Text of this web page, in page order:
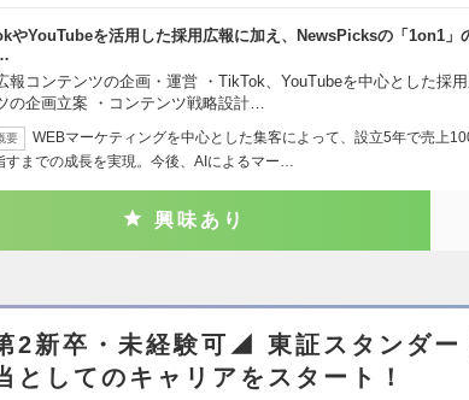
やYouTubeを活用した採用広報に加え、NewsPicksの「1on1」
報コンテンツの企画・運営 ・TikTok、YouTubeを中心とした採
の企画立案 ・コンテンツ戦略設計…
要
WEBマーケティングを中心とした集客によって、設立5年で売上
すまでの成長を実現。今後、AIによるマー…
興味あり
2新卒・未経験可◢ 東証スタンダー
としてのキャリアをスタート！